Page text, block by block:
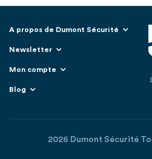
A propos de Dumont Sécurité
Newsletter
Mon compte
Blog
2026 Dumont Sécurité